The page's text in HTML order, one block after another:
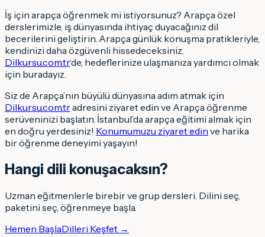
İş için arapça öğrenmek mi istiyorsunuz? Arapça özel
derslerimizle, iş dünyasında ihtiyaç duyacağınız dil
becerilerini geliştirin. Arapça günlük konuşma pratikleriyle,
kendinizi daha özgüvenli hissedeceksiniz.
Dilkursu.com.tr‘de, hedeflerinize ulaşmanıza yardımcı olmak
için buradayız.
Siz de Arapça’nın büyülü dünyasına adım atmak için
Dilkursu.com.tradresini ziyaret edin ve Arapça öğrenme
serüveninizi başlatın. İstanbul’da arapça eğitimi almak için
en doğru yerdesiniz! Konumumuzu ziyaret edin ve harika
bir öğrenme deneyimi yaşayın!
Hangi dili konuşacaksın?
Uzman eğitmenlerle birebir ve grup dersleri. Dilini seç,
paketini seç, öğrenmeye başla.
Hemen BaşlaDilleri Keşfet →